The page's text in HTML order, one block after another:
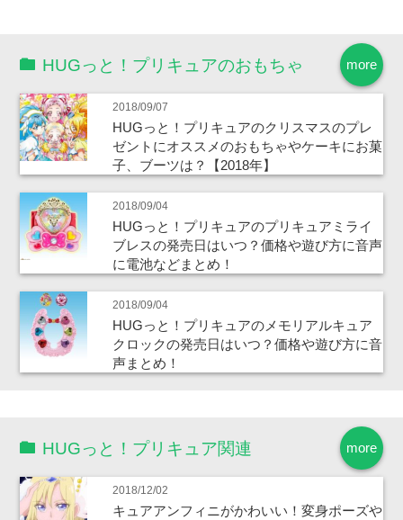
more
HUGっと！プリキュアのおもちゃ
2018/09/07
HUGっと！プリキュアのクリスマスのプレ
ゼントにオススメのおもちゃやケーキにお菓
子、ブーツは？【2018年】
2018/09/04
HUGっと！プリキュアのプリキュアミライ
ブレスの発売日はいつ？価格や遊び方に音声
に電池などまとめ！
2018/09/04
HUGっと！プリキュアのメモリアルキュア
クロックの発売日はいつ？価格や遊び方に音
声まとめ！
more
HUGっと！プリキュア関連
2018/12/02
キュアアンフィニがかわいい！変身ポーズや